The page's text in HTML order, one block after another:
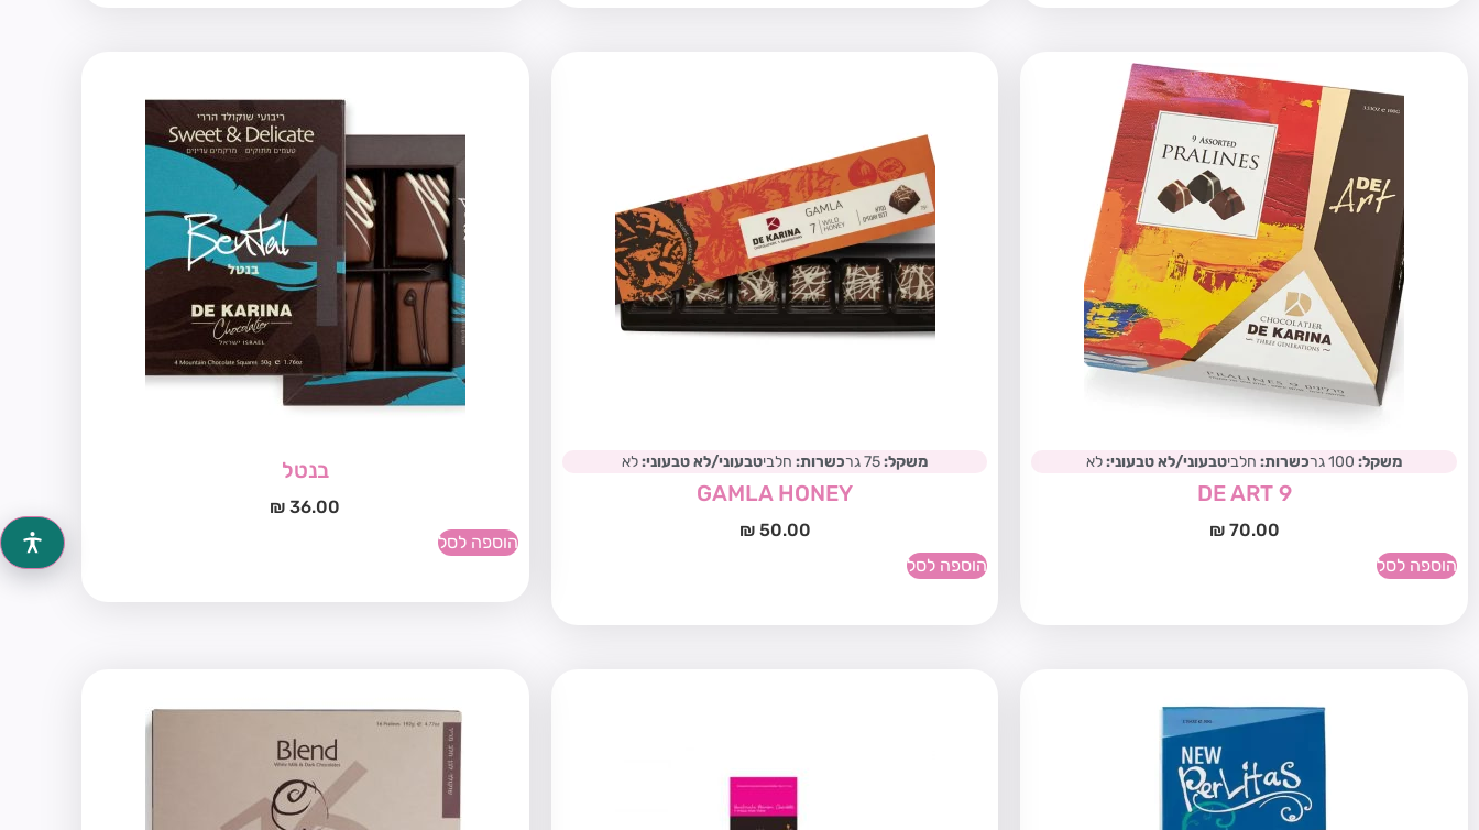
משקל: 100 גר כשרות: חלביטבעוני/לא טבעוני:לא
DE ART 9
₪70.00
הוספה לסל
משקל:75 גר כשרות: חלביטבעוני/לא טבעוני:לא
GAMLA HONEY
₪50.00
הוספה לסל
בנטל
₪ 36.00
הוספה לסל